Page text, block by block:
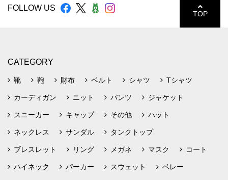
FOLLOW US
TOP
CATEGORY
靴 鞄 財布 ベルト シャツ Tシャツ
カーディガン ニット パンツ ジャケット
スニーカー キャップ その他 ハット
ネックレス サンダル タンクトップ
ブレスレット リング メガネ マスク コート
ハイネック パーカー スウェット ベレー